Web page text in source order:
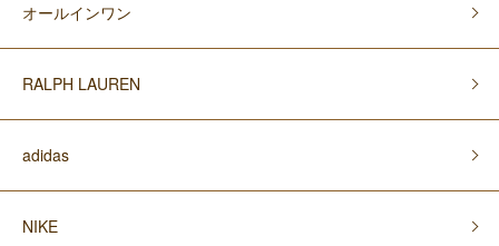
オールインワン
RALPH LAUREN
adidas
NIKE